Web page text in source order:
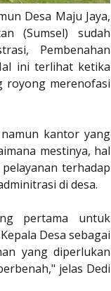
Desa Maju Jaya,
(Sumsel) sudah
Pembenahan
ini terlihat ketika
royong merenofasi
kantor yang
mestinya, hal
terhadap
di desa.
pertama untuk
Desa sebagai
yang diperlukan
jelas Dedi